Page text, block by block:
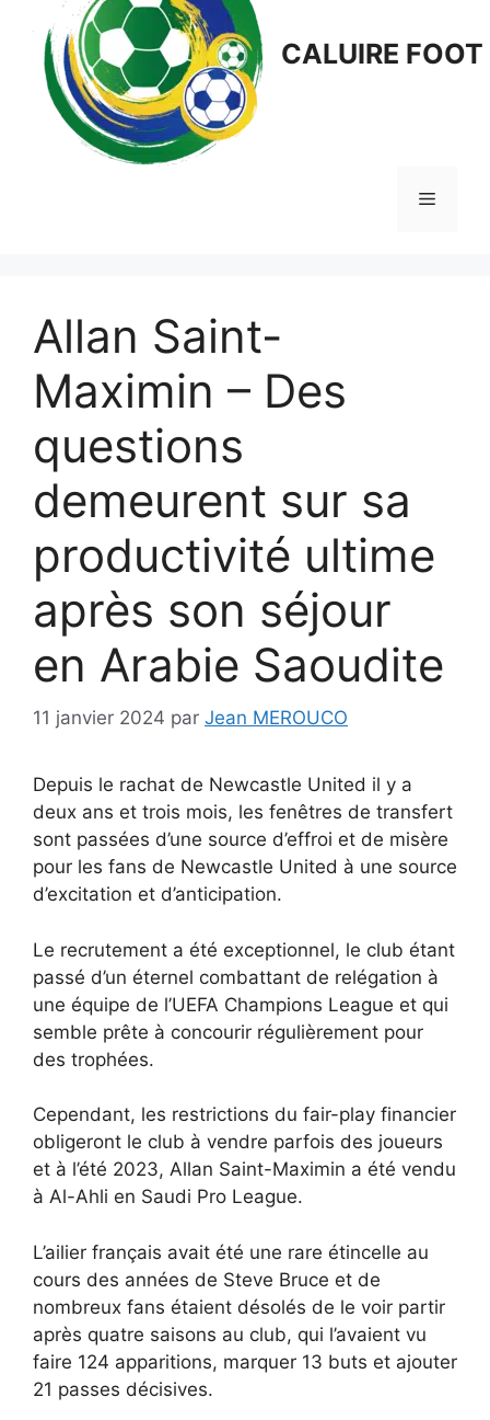
CALUIRE FOOT
Menu
Allan Saint-
Maximin – Des
questions
demeurent sur sa
productivité ultime
après son séjour
en Arabie Saoudite
11 janvier 2024 par Jean MEROUCO
Depuis le rachat de Newcastle United il y a
deux ans et trois mois, les fenêtres de transfert
sont passées d’une source d’effroi et de misère
pour les fans de Newcastle United à une source
d’excitation et d’anticipation.
Le recrutement a été exceptionnel, le club étant
passé d’un éternel combattant de relégation à
une équipe de l’UEFA Champions League et qui
semble prête à concourir régulièrement pour
des trophées.
Cependant, les restrictions du fair-play financier
obligeront le club à vendre parfois des joueurs
et à l’été 2023, Allan Saint-Maximin a été vendu
à Al-Ahli en Saudi Pro League.
L’ailier français avait été une rare étincelle au
cours des années de Steve Bruce et de
nombreux fans étaient désolés de le voir partir
après quatre saisons au club, qui l’avaient vu
faire 124 apparitions, marquer 13 buts et ajouter
21 passes décisives.